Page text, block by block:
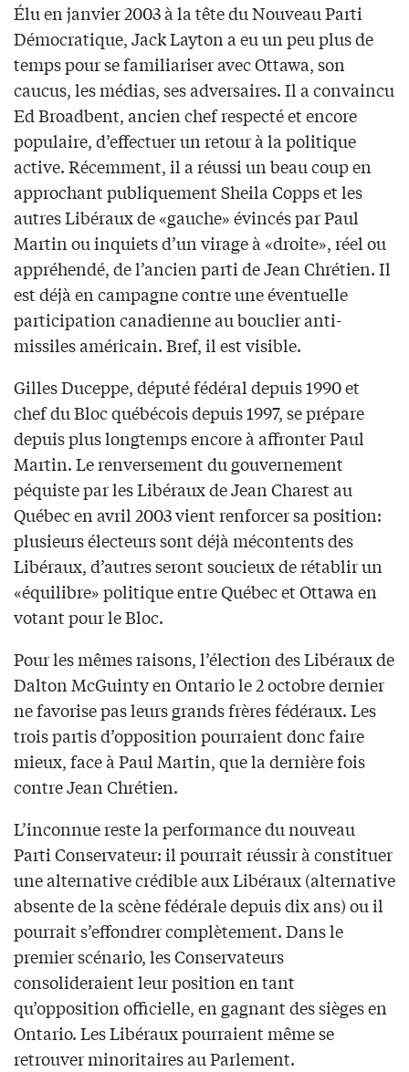
Élu en janvier 2003 à la tête du Nouveau Parti
Démocratique, Jack Layton a eu un peu plus de
temps pour se familiariser avec Ottawa, son
caucus, les médias, ses adversaires. Il a convaincu
Ed Broadbent, ancien chef respecté et encore
populaire, d’effectuer un retour à la politique
active. Récemment, il a réussi un beau coup en
approchant publiquement Sheila Copps et les
autres Libéraux de «gauche» évincés par Paul
Martin ou inquiets d’un virage à «droite», réel ou
appréhendé, de l’ancien parti de Jean Chrétien. Il
est déjà en campagne contre une éventuelle
participation canadienne au bouclier anti-
missiles américain. Bref, il est visible.
Gilles Duceppe, député fédéral depuis 1990 et
chef du Bloc québécois depuis 1997, se prépare
depuis plus longtemps encore à affronter Paul
Martin. Le renversement du gouvernement
péquiste par les Libéraux de Jean Charest au
Québec en avril 2003 vient renforcer sa position:
plusieurs électeurs sont déjà mécontents des
Libéraux, d’autres seront soucieux de rétablir un
«équilibre» politique entre Québec et Ottawa en
votant pour le Bloc.
Pour les mêmes raisons, l’élection des Libéraux de
Dalton McGuinty en Ontario le 2 octobre dernier
ne favorise pas leurs grands frères fédéraux. Les
trois partis d’opposition pourraient donc faire
mieux, face à Paul Martin, que la dernière fois
contre Jean Chrétien.
L’inconnue reste la performance du nouveau
Parti Conservateur: il pourrait réussir à constituer
une alternative crédible aux Libéraux (alternative
absente de la scène fédérale depuis dix ans) ou il
pourrait s’effondrer complètement. Dans le
premier scénario, les Conservateurs
consolideraient leur position en tant
qu’opposition officielle, en gagnant des sièges en
Ontario. Les Libéraux pourraient même se
retrouver minoritaires au Parlement.